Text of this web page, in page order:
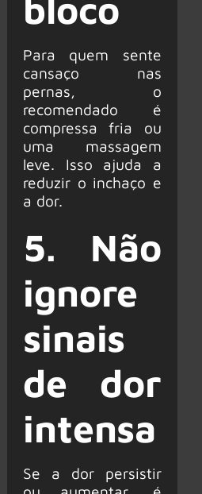
bloco
Para quem sente
cansaço nas
pernas, o
recomendado é
compressa fria ou
uma massagem
leve. Isso ajuda a
reduzir o inchaço e
a dor.
5. Não
ignore
sinais
de dor
intensa
Se a dor persistir